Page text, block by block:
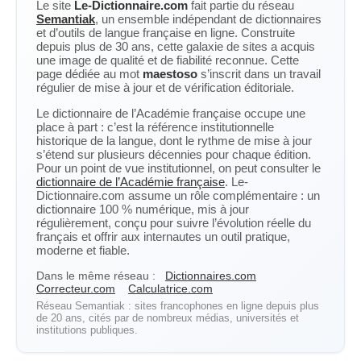
Le site Le-Dictionnaire.com fait partie du réseau
Semantiak, un ensemble indépendant de dictionnaires
et d’outils de langue française en ligne. Construite
depuis plus de 30 ans, cette galaxie de sites a acquis
une image de qualité et de fiabilité reconnue. Cette
page dédiée au mot maestoso s’inscrit dans un travail
régulier de mise à jour et de vérification éditoriale.
Le dictionnaire de l’Académie française occupe une
place à part : c’est la référence institutionnelle
historique de la langue, dont le rythme de mise à jour
s’étend sur plusieurs décennies pour chaque édition.
Pour un point de vue institutionnel, on peut consulter le
dictionnaire de l’Académie française. Le-
Dictionnaire.com assume un rôle complémentaire : un
dictionnaire 100 % numérique, mis à jour
régulièrement, conçu pour suivre l’évolution réelle du
français et offrir aux internautes un outil pratique,
moderne et fiable.
Dans le même réseau :
Dictionnaires.com
Correcteur.com
Calculatrice.com
Réseau Semantiak : sites francophones en ligne depuis plus
de 20 ans, cités par de nombreux médias, universités et
institutions publiques.